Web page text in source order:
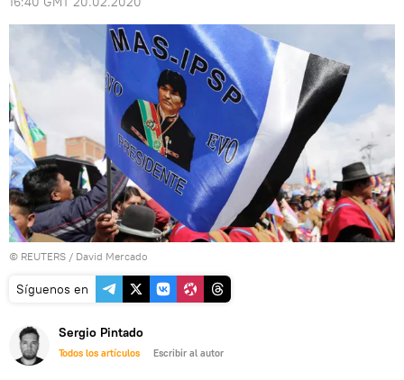
© REUTERS / David Mercado
Síguenos en
Sergio Pintado
Todos los artículos Escribir al autor